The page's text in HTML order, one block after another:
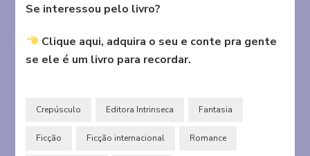
Se interessou pelo livro?
Clique aqui, adquira o seu e conte pra gente
se ele é um livro para recordar.
Crepúsculo Editora Intrinseca Fantasia
Ficção Ficção internacional Romance